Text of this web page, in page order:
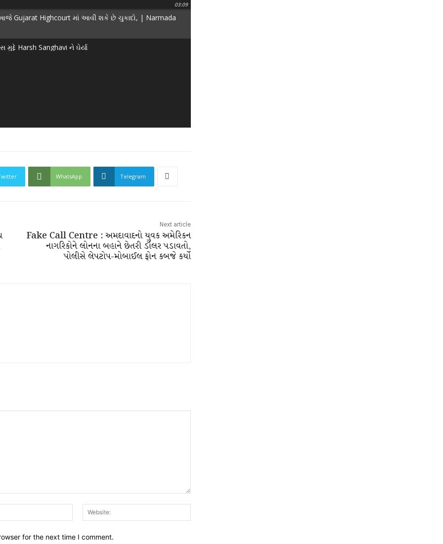
03:09
Gujarat Highcourt માં આવી શકે છે ચુકાદો, | Narmada
Harsh Sanghavi ને ઘેર્યા
WhatsApp Telegram
Next article
Fake Call Centre : અમદાવાદનો યુવક અમેરિકન
નાગરિકોને લોનના બહાને છેતરી ડૉલર પડાવતો,
પોલીસે લેપટોપ-મોબાઈલ ફોન કબજે કર્યો
Email:*
for the next time I comment.